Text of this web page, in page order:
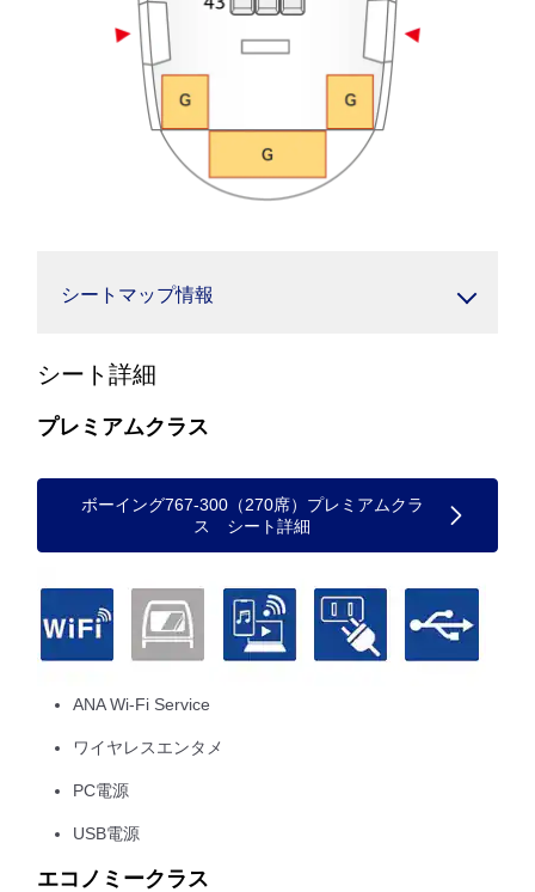
シートマップ情報
シート詳細
プレミアムクラス
ボーイング767-300（270席）プレミアムクラ
ス シート詳細
ANA Wi-Fi Service
ワイヤレスエンタメ
PC電源
USB電源
エコノミークラス